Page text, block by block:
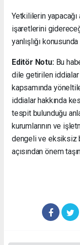
Yetkililerin yapacağı
işaretlerini
yanlışlığı
Editör Notu:Bu
dile getirilen
kapsamında
iddialar hakkında
tespit bulunduğu
kurumlarının ve
dengeli ve eksiksiz
açısından önem